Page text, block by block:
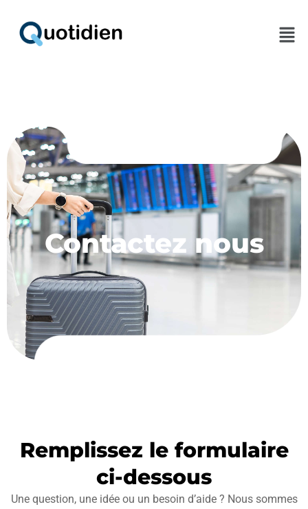
Contactez nous
Remplissez le formulaire
ci-dessous
Une question, une idée ou un besoin d’aide ? Nous sommes